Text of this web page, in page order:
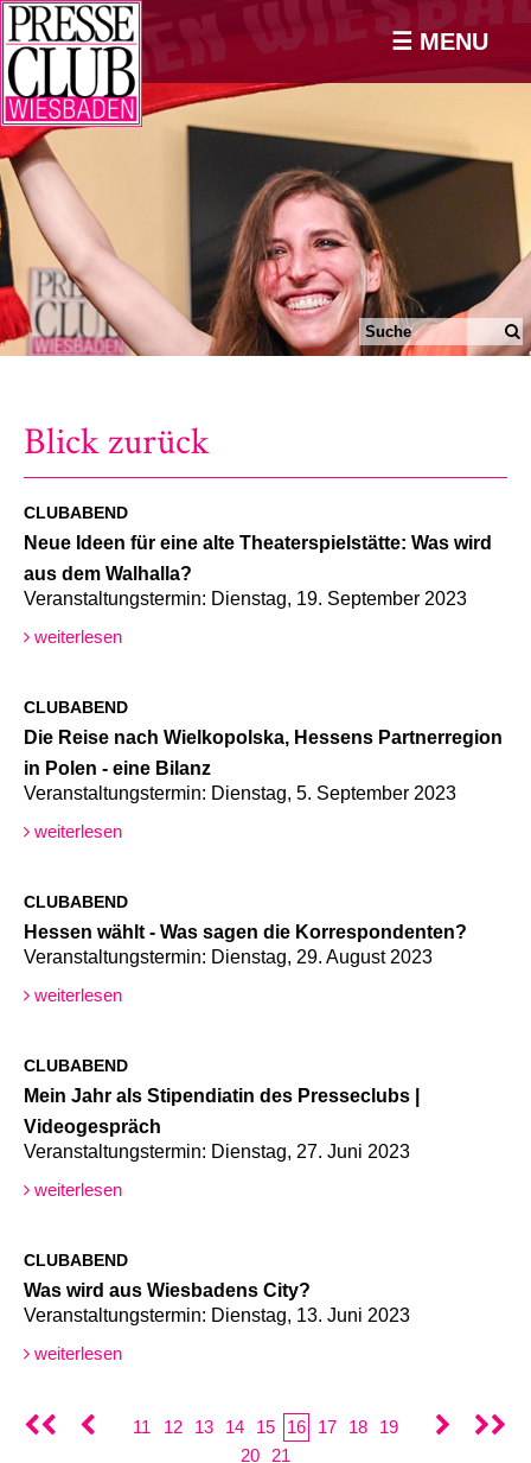
☰ MENU
Blick zurück
CLUBABEND
Neue Ideen für eine alte Theaterspielstätte: Was wird
aus dem Walhalla?
Veranstaltungstermin: Dienstag, 19. September 2023
weiterlesen
CLUBABEND
Die Reise nach Wielkopolska, Hessens Partnerregion
in Polen - eine Bilanz
Veranstaltungstermin: Dienstag, 5. September 2023
weiterlesen
CLUBABEND
Hessen wählt - Was sagen die Korrespondenten?
Veranstaltungstermin: Dienstag, 29. August 2023
weiterlesen
CLUBABEND
Mein Jahr als Stipendiatin des Presseclubs |
Videogespräch
Veranstaltungstermin: Dienstag, 27. Juni 2023
weiterlesen
CLUBABEND
Was wird aus Wiesbadens City?
Veranstaltungstermin: Dienstag, 13. Juni 2023
weiterlesen
11 12 13 14 15 16 17 18
19
20
21